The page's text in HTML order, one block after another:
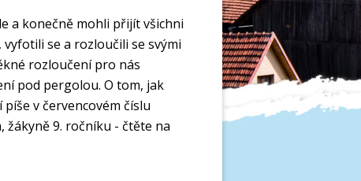
a konečně mohli přijít všichni
vyfotili se a rozloučili se svými
rozloučení pro nás
pod pergolou. O tom, jak
v červencovém číslu
žákyně 9. ročníku - čtěte na